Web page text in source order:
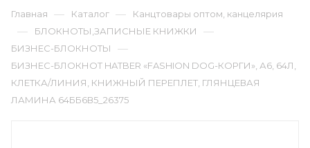
Главная — Каталог — Канцтовары оптом, канцелярия
— БЛОКНОТЫ,ЗАПИСНЫЕ КНИЖКИ —
БИЗНЕС-БЛОКНОТЫ —
БИЗНЕС-БЛОКНОТ HATBER «FASHION DOG-КОРГИ», А6, 64Л,
КЛЕТКА/ЛИНИЯ, КНИЖНЫЙ ПЕРЕПЛЕТ, ГЛЯНЦЕВАЯ
ЛАМИНА 64ББ6В5_26375